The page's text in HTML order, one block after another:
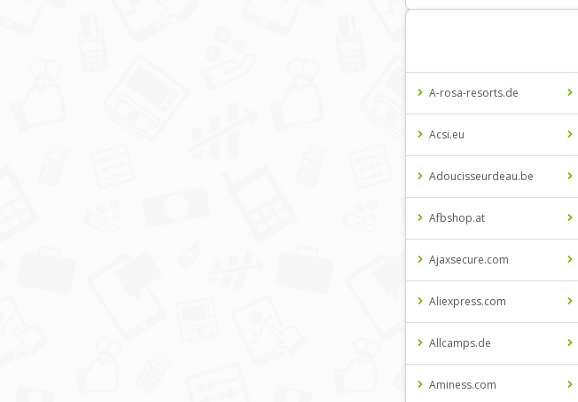
A-rosa-resorts.de
Acsi.eu
Adoucisseurdeau.be
Afbshop.at
Ajaxsecure.com
Aliexpress.com
Allcamps.de
Aminess.com